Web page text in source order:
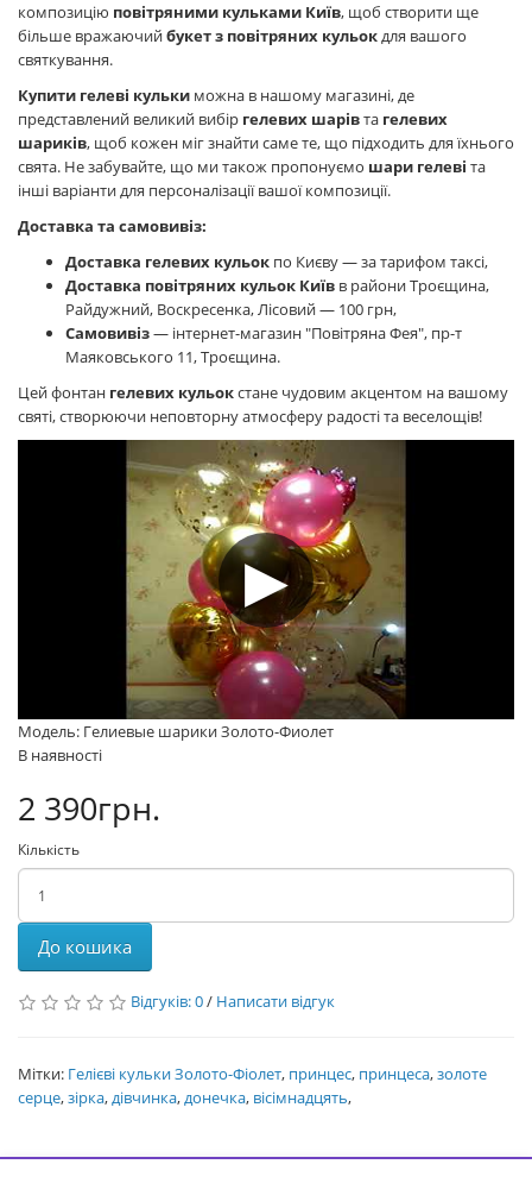
композицію повітряними кульками Київ, щоб створити ще
більше вражаючийбукет з повітряних кульокдля вашого
святкування.
Купити гелеві кульки можна в нашому магазині, де
представлений великий вибір гелевих шарівта гелевих
шариків, щоб кожен міг знайти саме те, що підходить для їхнього
свята. Не забувайте, що ми також пропонуємо шари гелеві та
інші варіанти для персоналізації вашої композиції.
Доставка та самовивіз:
Доставка гелевих кульок по Києву — за тарифом таксі,
Доставка повітряних кульок Київ в райони Троєщина,
Райдужний, Воскресенка, Лісовий — 100 грн,
Самовивіз— інтернет-магазин "Повітряна Фея", пр-т
Маяковського 11, Троєщина.
Цей фонтан гелевих кульокстане чудовим акцентом на вашому
святі, створюючи неповторну атмосферу радості та веселощів!
Модель: Гелиевые шарики Золото-Фиолет
В наявності
2 390грн.
Кількість
До кошика
Відгуків: 0/ Написати відгук
Мітки: Гелієві кульки Золото-Фіолет, принцес, принцеса,золоте
серце,зірка,дівчинка,донечка, вісімнадцять,